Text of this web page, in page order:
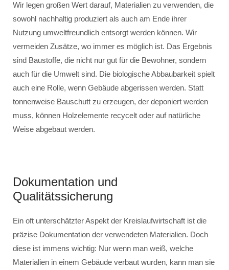
Wir legen großen Wert darauf, Materialien zu verwenden, die
sowohl nachhaltig produziert als auch am Ende ihrer
Nutzung umweltfreundlich entsorgt werden können. Wir
vermeiden Zusätze, wo immer es möglich ist. Das Ergebnis
sind Baustoffe, die nicht nur gut für die Bewohner, sondern
auch für die Umwelt sind. Die biologische Abbaubarkeit spielt
auch eine Rolle, wenn Gebäude abgerissen werden. Statt
tonnenweise Bauschutt zu erzeugen, der deponiert werden
muss, können Holzelemente recycelt oder auf natürliche
Weise abgebaut werden.
Dokumentation und
Qualitätssicherung
Ein oft unterschätzter Aspekt der Kreislaufwirtschaft ist die
präzise Dokumentation der verwendeten Materialien. Doch
diese ist immens wichtig: Nur wenn man weiß, welche
Materialien in einem Gebäude verbaut wurden, kann man sie